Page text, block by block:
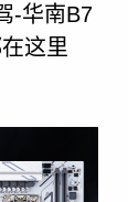
-华南B7
这里